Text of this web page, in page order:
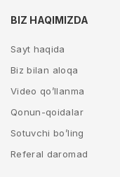
BIZ HAQIMIZDA
Sayt haqida
Biz bilan aloqa
Video qo’llanma
Qonun-qoidalar
Sotuvchi bo’ling
Referal daromad